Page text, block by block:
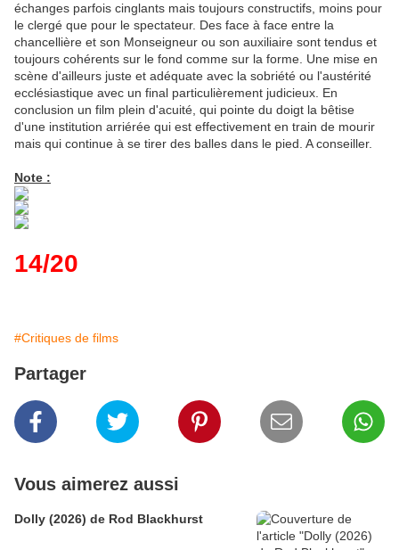
échanges parfois cinglants mais toujours constructifs, moins pour
le clergé que pour le spectateur. Des face à face entre la
chancellière et son Monseigneur ou son auxiliaire sont tendus et
toujours cohérents sur le fond comme sur la forme. Une mise en
scène d'ailleurs juste et adéquate avec la sobriété ou l'austérité
ecclésiastique avec un final particulièrement judicieux. En
conclusion un film plein d'acuité, qui pointe du doigt la bêtise
d'une institution arriérée qui est effectivement en train de mourir
mais qui continue à se tirer des balles dans le pied. A conseiller.
Note :
14/20
#Critiques de films
Partager
Vous aimerez aussi
Dolly (2026) de Rod Blackhurst